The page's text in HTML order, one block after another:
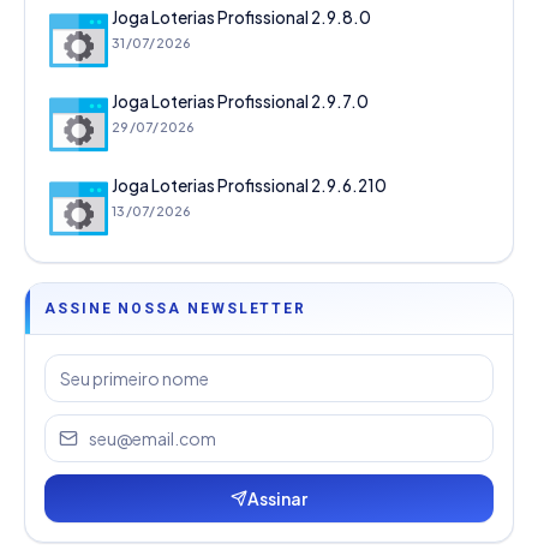
Joga Loterias Profissional 2.9.8.0
31/07/2026
Joga Loterias Profissional 2.9.7.0
29/07/2026
Joga Loterias Profissional 2.9.6.210
13/07/2026
ASSINE NOSSA NEWSLETTER
Assinar